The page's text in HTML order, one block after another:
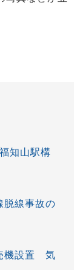
知山駅構
脱線事故の
機設置 気